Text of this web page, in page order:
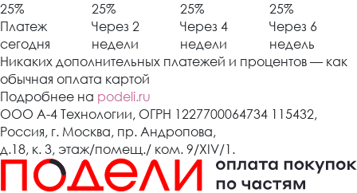
25%
Платеж
сегодня
25%
Через 2
недели
25%
Через 4
недели
25%
Через 6
недель
Никаких дополнительных платежей и процентов — как
обычная оплата картой
Подробнее на podeli.ru
ООО А-4 Технологии, ОГРН 1227700064734 115432,
Россия, г. Москва, пр. Андропова,
д.18, к. 3, этаж/помещ./ ком. 9/XIV/1.